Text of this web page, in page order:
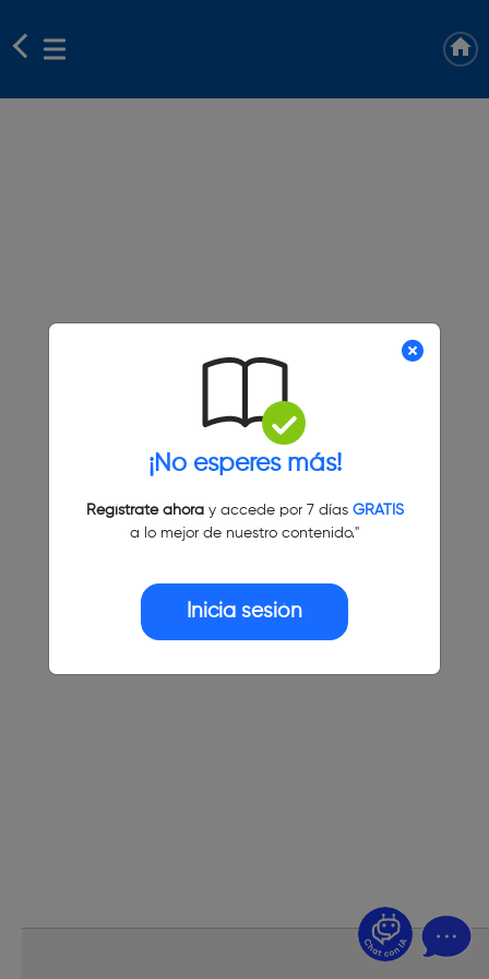
¡No esperes más!
Regístrate ahoray accede por 7 días GRATIS
a lo mejor de nuestro contenido."
Inicia sesión